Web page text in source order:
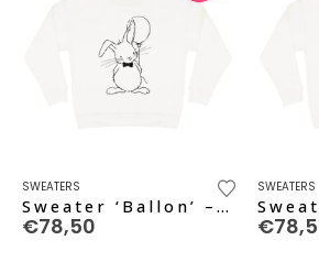
product
heeft
SWEATERS
Sweater ‘Ballon’ – black pure
€78,50
product
heeft
SWEATERS
€